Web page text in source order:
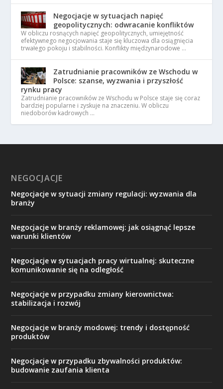
Negocjacje w sytuacjach napięć
geopolitycznych: odwracanie konfliktów
W obliczu rosnących napięć geopolitycznych, umiejętność
efektywnego negocjowania staje się kluczowa dla osiągnięcia
trwałego pokoju i stabilności. Konflikty międzynarodowe …
Zatrudnianie pracowników ze Wschodu w
Polsce: szanse, wyzwania i przyszłość
rynku pracy
Zatrudnianie pracowników ze Wschodu w Polsce staje się coraz
bardziej popularne i zyskuje na znaczeniu. W obliczu
niedoborów kadrowych …
NEGOCJACJE
Negocjacje w sytuacji zmiany regulacji: wyzwania dla
branży
Negocjacje w branży reklamowej: jak osiągnąć lepsze
warunki klientów
Negocjacje w sytuacjach pracy wirtualnej: skuteczne
komunikowanie się na odległość
Negocjacje w przypadku zmiany kierownictwa:
stabilizacja i rozwój
Negocjacje w branży modowej: trendy i dostępność
produktów
Negocjacje w przypadku zbywalności produktów:
budowanie zaufania klienta